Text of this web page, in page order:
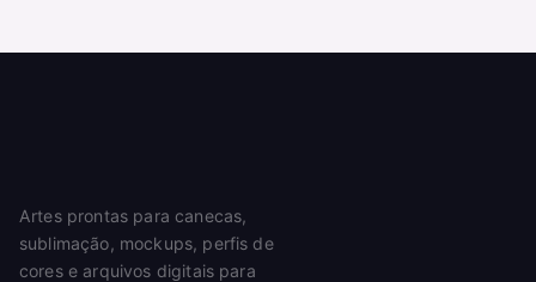
Artes prontas para canecas,
sublimação, mockups, perfis de
cores e arquivos digitais para